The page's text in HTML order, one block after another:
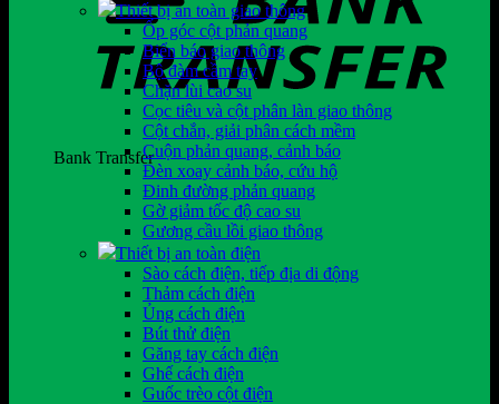
Bank Transfer
Thiết bị an toàn giao thông
Ốp góc cột phản quang
Biển báo giao thông
Bộ đàm cầm tay
Chặn lùi cao su
Cọc tiêu và cột phân làn giao thông
Cột chắn, giải phân cách mềm
Cuộn phản quang, cảnh báo
Đèn xoay cảnh báo, cứu hộ
Đinh đường phản quang
Gờ giảm tốc độ cao su
Gương cầu lồi giao thông
Thiết bị an toàn điện
Sào cách điện, tiếp địa di động
Thảm cách điện
Ủng cách điện
Bút thử điện
Găng tay cách điện
Ghế cách điện
Guốc trèo cột điện